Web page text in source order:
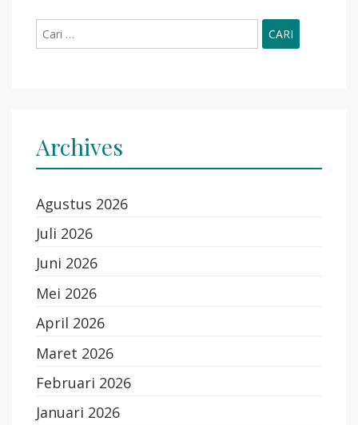
untuk:
Archives
Agustus 2026
Juli 2026
Juni 2026
Mei 2026
April 2026
Maret 2026
Februari 2026
Januari 2026